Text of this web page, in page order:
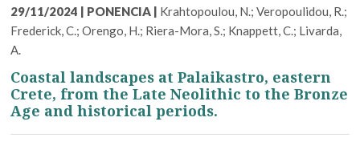
29/11/2024 | PONENCIA | Krahtopoulou, N.; Veropoulidou, R.;
Frederick, C.; Orengo, H.; Riera-Mora, S.; Knappett, C.; Livarda,
A.
Coastal landscapes at Palaikastro, eastern
Crete, from the Late Neolithic to the Bronze
Age and historical periods.